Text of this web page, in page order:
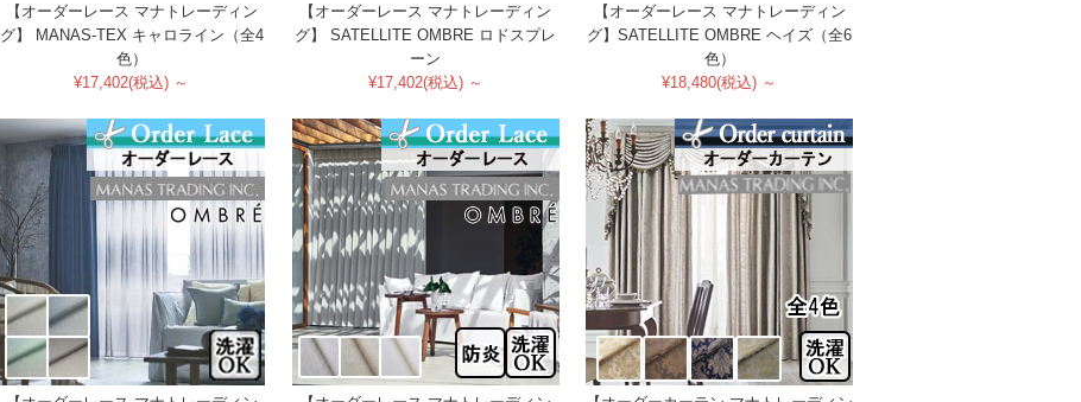
【オーダーレース マナトレーディン
グ】 MANAS-TEX キャロライン（全4
色）
¥17,402(税込) ～
【オーダーレース マナトレーディン
グ】 SATELLITE OMBRE ロドスプレ
ーン
¥17,402(税込) ～
【オーダーレース マナトレーディン
グ】SATELLITE OMBRE ヘイズ（全6
色）
¥18,480(税込) ～